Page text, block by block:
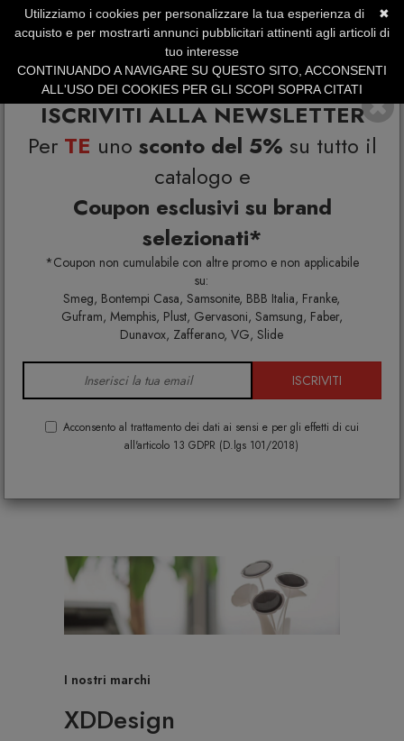
ISCRIVITI ALLA NEWSLETTER
Per TE uno sconto del 5% su tutto il
catalogo e
Coupon esclusivi su brand
selezionati*
*Coupon non cumulabile con altre promo e non applicabile
su:
Smeg, Bontempi Casa, Samsonite, BBB Italia, Franke,
Gufram, Memphis, Plust, Gervasoni, Samsung, Faber,
Dunavox, Zafferano, VG, Slide
ISCRIVITI
Acconsento al trattamento dei dati ai sensi e per gli effetti di cui
all'articolo 13 GDPR (D.lgs 101/2018)
SERVIZIO CLIENTI +39.0773.470.562
SUMMER SALES | Fino al 40% di Sconto
Home XDDesign
I nostri marchi
XDDesign
✖
Utilizziamo i cookies per personalizzare la tua esperienza di
acquisto e per mostrarti annunci pubblicitari attinenti agli articoli di
tuo interesse
CONTINUANDO A NAVIGARE SU QUESTO SITO, ACCONSENTI
ALL'USO DEI COOKIES PER GLI SCOPI SOPRA CITATI